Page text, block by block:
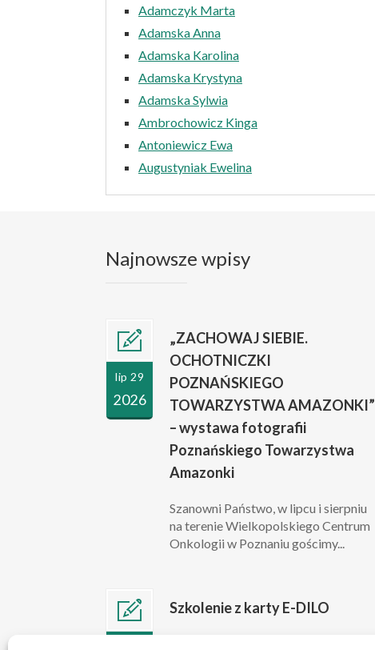
Adamczyk Marta
Adamska Anna
Adamska Karolina
Adamska Krystyna
Adamska Sylwia
Ambrochowicz Kinga
Antoniewicz Ewa
Augustyniak Ewelina
Najnowsze wpisy
lip 29
2026
„ZACHOWAJ SIEBIE.
OCHOTNICZKI
POZNAŃSKIEGO
TOWARZYSTWA AMAZONKI”
– wystawa fotografii
Poznańskiego Towarzystwa
Amazonki
Szanowni Państwo, w lipcu i sierpniu
na terenie Wielkopolskiego Centrum
Onkologii w Poznaniu gościmy...
Szkolenie z karty E-DILO